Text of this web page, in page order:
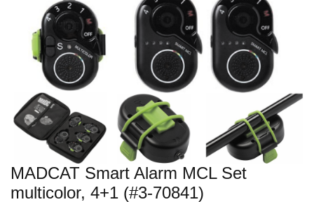
MADCAT Smart Alarm MCL Set
multicolor, 4+1 (#3-70841)